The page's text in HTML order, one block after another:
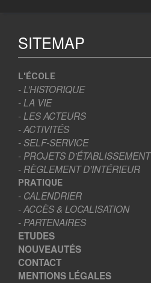
SITEMAP
L'ÉCOLE
- L’HISTORIQUE
- LA VIE
- LES ACTEURS
- ACTIVITÉS
- SELF-SERVICE
- PROJETS D’ÉTABLISSEMENT
- RÈGLEMENT D’INTÉRIEUR
PRATIQUE
- CALENDRIER
- ACCÈS & LOCALISATION
- PARTENAIRES
ETUDES
NOUVEAUTÉS
CONTACT
MENTIONS LÉGALES